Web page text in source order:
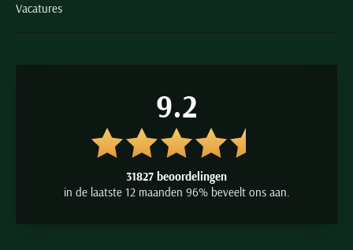
Vacatures
9.2
31827 beoordelingen
in de laatste 12 maanden 96% beveelt ons aan.